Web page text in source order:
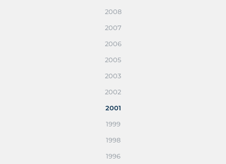
2008
2007
2006
2005
2003
2002
2001
1999
1998
1996